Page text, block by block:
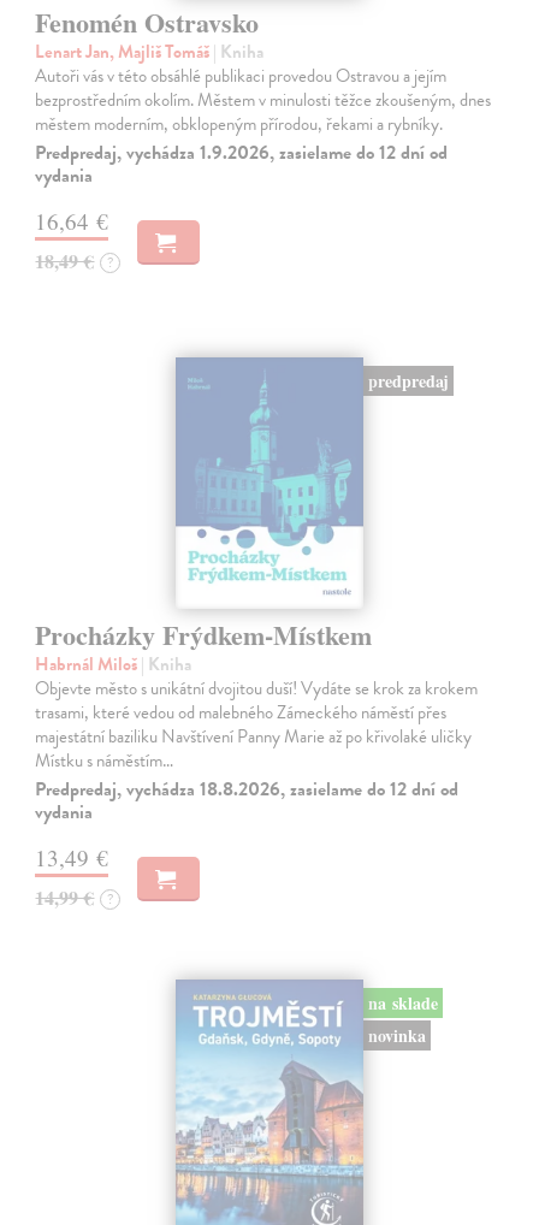
Fenomén Ostravsko
Lenart Jan, Majliš Tomáš| Kniha
Autoři vás v této obsáhlé publikaci provedou Ostravou a jejím
bezprostředním okolím. Městem v minulosti těžce zkoušeným, dnes
městem moderním, obklopeným přírodou, řekami a rybníky.
Predpredaj, vychádza 1.9.2026, zasielame do 12 dní od
vydania
16,64 €
18,49 € ?
predpredaj
Procházky Frýdkem-Místkem
Habrnál Miloš| Kniha
Objevte město s unikátní dvojitou duší! Vydáte se krok za krokem
trasami, které vedou od malebného Zámeckého náměstí přes
majestátní baziliku Navštívení Panny Marie až po křivolaké uličky
Místku s náměstím…
Predpredaj, vychádza 18.8.2026, zasielame do 12 dní od
vydania
13,49 €
14,99 € ?
na sklade
novinka